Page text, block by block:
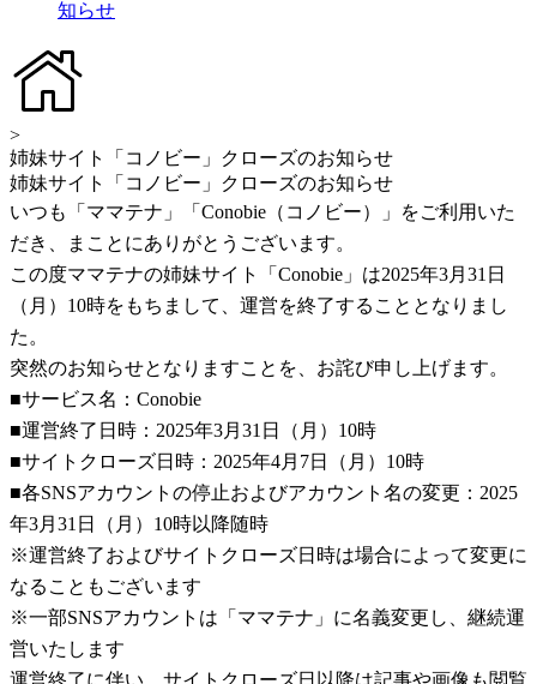
知らせ
>
姉妹サイト「コノビー」クローズのお知らせ
姉妹サイト「コノビー」クローズのお知らせ
いつも「ママテナ」「Conobie（コノビー）」をご利用いた
だき、まことにありがとうございます。
この度ママテナの姉妹サイト「Conobie」は2025年3月31日
（月）10時をもちまして、運営を終了することとなりまし
た。
突然のお知らせとなりますことを、お詫び申し上げます。
■サービス名：Conobie
■運営終了日時：2025年3月31日（月）10時
■サイトクローズ日時：2025年4月7日（月）10時
■各SNSアカウントの停止およびアカウント名の変更：2025
年3月31日（月）10時以降随時
※運営終了およびサイトクローズ日時は場合によって変更に
なることもございます
※一部SNSアカウントは「ママテナ」に名義変更し、継続運
営いたします
運営終了に伴い、サイトクローズ日以降は記事や画像も閲覧